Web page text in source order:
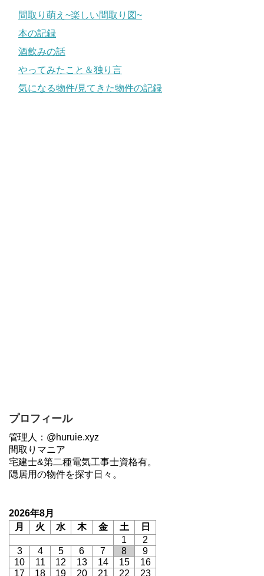
間取り萌え~楽しい間取り図~
本の記録
酒飲みの話
やってみたこと＆独り言
気になる物件/見てきた物件の記録
プロフィール
管理人：@huruie.xyz
間取りマニア
宅建士&第二種電気工事士資格有。
隠居用の物件を探す日々。
2026年8月
月
火 水 木 金 土
日
1
2
3
4 5 6 7 8
9
10
11 12 13 14 15
16
17
18 19 20 21 22 23